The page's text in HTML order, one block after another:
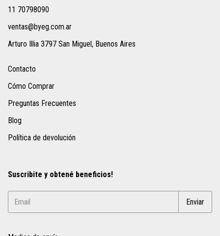
11 70798090
ventas@byeg.com.ar
Arturo Illia 3797 San Miguel, Buenos Aires
Contacto
Cómo Comprar
Preguntas Frecuentes
Blog
Política de devolución
Suscribite y obtené beneficios!